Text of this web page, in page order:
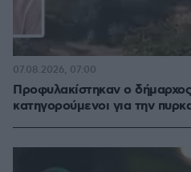
Προφυλακίστηκαν ο
κατηγορούμενοι για την
07.08.2026, 07:00